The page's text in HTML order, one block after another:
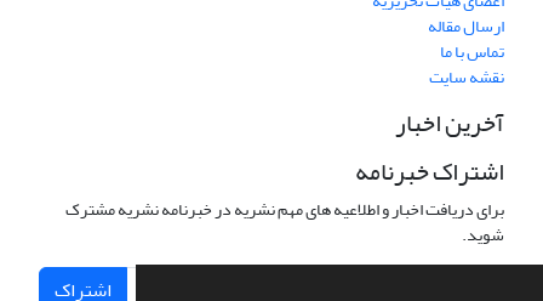
ارسال مقاله
تماس با ما
نقشه سایت
آخرین اخبار
اشتراک خبرنامه
برای دریافت اخبار و اطلاعیه های مهم نشریه در خبرنامه نشریه مشترک
شوید.
اشتراک